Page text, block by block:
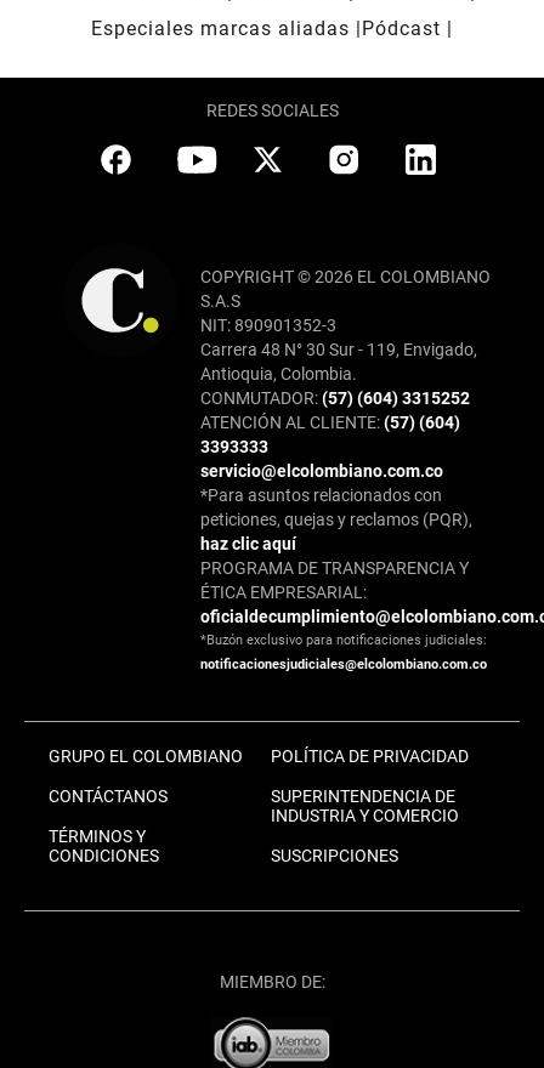
Especiales marcas aliadas
Pódcast
REDES SOCIALES
COPYRIGHT © 2026 EL COLOMBIANO
S.A.S
NIT: 890901352-3
Carrera 48 N° 30 Sur - 119, Envigado,
Antioquia, Colombia.
CONMUTADOR:(57) (604) 3315252
ATENCIÓN AL CLIENTE:(57) (604)
3393333
servicio@elcolombiano.com.co
*Para asuntos relacionados con
peticiones, quejas y reclamos (PQR),
haz clic aquí
PROGRAMA DE TRANSPARENCIA Y
ÉTICA EMPRESARIAL:
*Buzón exclusivo para notificaciones judiciales:
notificacionesjudiciales@elcolombiano.com.co
GRUPO EL COLOMBIANO
CONTÁCTANOS
TÉRMINOS Y
CONDICIONES
POLÍTICA DE PRIVACIDAD
SUPERINTENDENCIA DE
INDUSTRIA Y COMERCIO
SUSCRIPCIONES
MIEMBRO DE: